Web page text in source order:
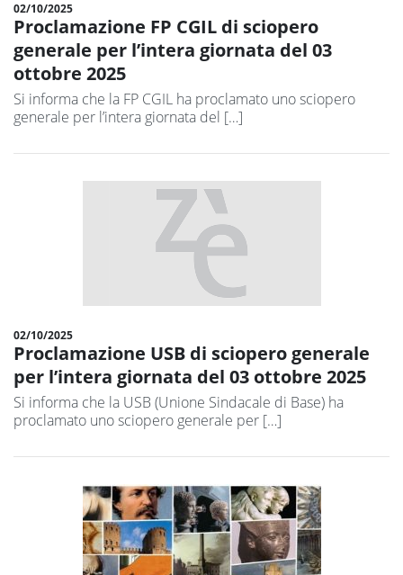
02/10/2025
Proclamazione FP CGIL di sciopero
generale per l’intera giornata del 03
ottobre 2025
Si informa che la FP CGIL ha proclamato uno sciopero
generale per l’intera giornata del […]
02/10/2025
Proclamazione USB di sciopero generale
per l’intera giornata del 03 ottobre 2025
Si informa che la USB (Unione Sindacale di Base) ha
proclamato uno sciopero generale per […]